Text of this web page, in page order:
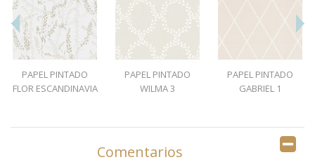
PAPEL PINTADO
FLOR ESCANDINAVIA
PAPEL PINTADO
WILMA 3
PAPEL PINTADO
GABRIEL 1
Comentarios